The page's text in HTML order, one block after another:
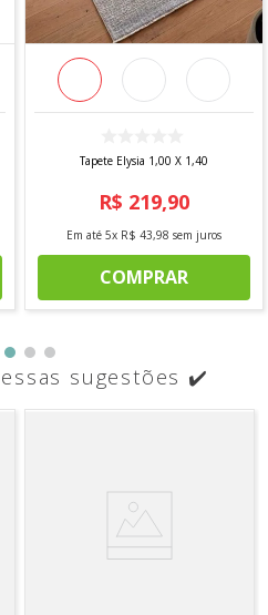
Tapete Elysia 1,00 X 1,40
R$ 219,90
Em até 5x R$ 43,98 sem juros
COMPRAR
sugestões ✔️